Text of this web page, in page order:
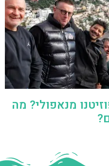
מנאפולי? מה